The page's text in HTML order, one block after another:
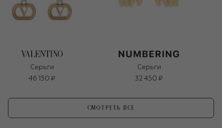
Серьги
46 150 ₽
Серьги
32 450 ₽
СМОТРЕТЬ ВСЕ